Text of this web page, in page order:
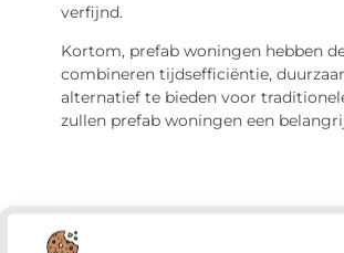
verfijnd.
Kortom, prefab woningen hebben
combineren tijdsefficiëntie,
alternatief te bieden voor
zullen prefab woningen een